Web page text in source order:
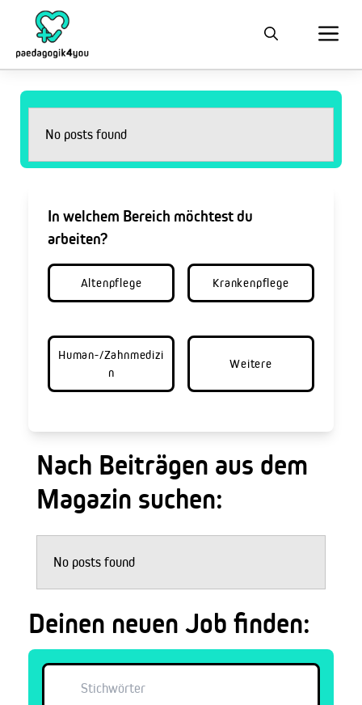
No posts found
In welchem Bereich möchtest du
arbeiten?
Altenpflege Krankenpflege
Human-/Zahnmedizi
n
Weitere
Nach Beiträgen aus dem
Magazin suchen:
No posts found
Deinen neuen Job finden: